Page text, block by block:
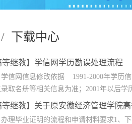
/ 下载中心
等继教】学信网学历勘误处理流程
信网信息修改依据 1991-2000年学历
取名册等相关信息为准；2001年以后学
等继教】关于原安徽经济管理学院
业证...
理毕业证明的流程和申请材料要求1、